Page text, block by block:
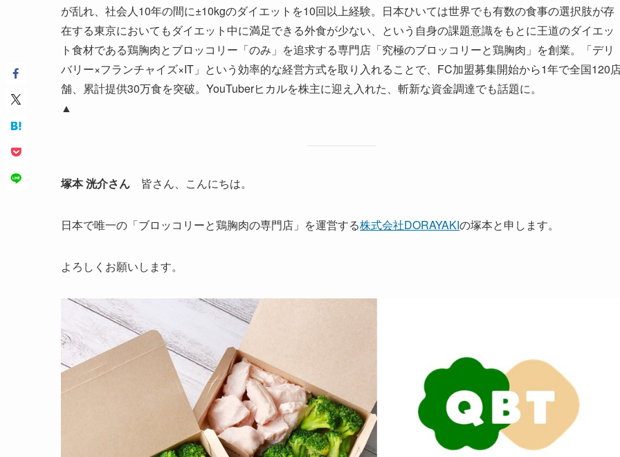
が乱れ、社会人10年の間に±10kgのダイエットを10回以上経験。日本ひいては世界でも有数の食事の選択肢が存
在する東京においてもダイエット中に満足できる外食が少ない、という自身の課題意識をもとに王道のダイエッ
ト食材である鶏胸肉とブロッコリー「のみ」を追求する専門店「究極のブロッコリーと鶏胸肉」を創業。「デリ
バリー×フランチャイズ×IT」という効率的な経営方式を取り入れることで、FC加盟募集開始から1年で全国120
舗、累計提供30万食を突破。YouTuberヒカルを株主に迎え入れた、斬新な資金調達でも話題に。
▲
塚本 洸介さん 皆さん、こんにちは。
日本で唯一の「ブロッコリーと鶏胸肉の専門店」を運営する株式会社DORAYAKIの塚本と申します。
よろしくお願いします。